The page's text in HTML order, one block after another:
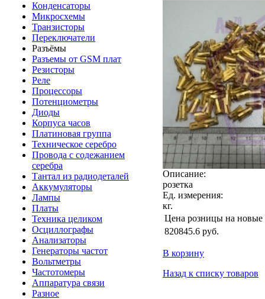
Конденсаторы
Микросхемы
Транзисторы
Переключатели
Разъёмы
Разъемы от GSM плат
Резисторы
Реле
Процессоры
Потенциометры
Диоды
Корпуса часов
Платиновая группа
Техническое серебро
Провода с содежанием
серебра
Тантал из радиодеталей
Аккумуляторы
Лампы
Платы
Техника целиком
Осциллографы
Анализаторы
Генераторы частот
Вольтметры
Частотомеры
Аппаратура связи
Разное
Описание:
розетка
Ед. измерения:
кг.
Цена розницы на новые
820845.6 руб.
В корзину
Назад к списку товаров